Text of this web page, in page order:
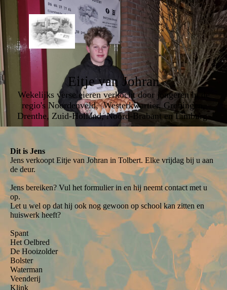
Eitje van Johran
Wekelijks verse eieren verkocht door jongeren in de
regio's Noordenveld, Westerkwartier, Groningen,
Drenthe, Zuid-Holland, Noord-Brabant en Limburg.
Dit is Jens
Jens verkoopt Eitje van Johran in Tolbert. Elke vrijdag bij u aan
de deur.
Jens bereiken? Vul het formulier in en hij neemt contact met u
op.
Let u wel op dat hij ook nog gewoon op school kan zitten en
huiswerk heeft?
Spant
Het Oelbred
De Hooizolder
Bolster
Waterman
Veenderij
Klink